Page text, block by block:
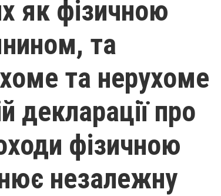
як фізичною
та
та нерухоме
декларації про
фізичною
незалежну